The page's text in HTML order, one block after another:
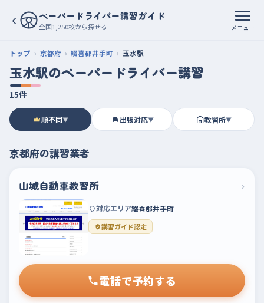
‹ ペーパードライバー講習ガイド
全国1,250校から探せる メニュー
トップ 京都府 綴喜郡井手町 玉水駅
玉水駅のペーパードライバー講習
15件
順不同▼ 出張対応▼ 教習所▼
京都府の講習業者
山城自動車教習所 ›
対応エリア綴喜郡井手町
講習ガイド認定
電話で予約する